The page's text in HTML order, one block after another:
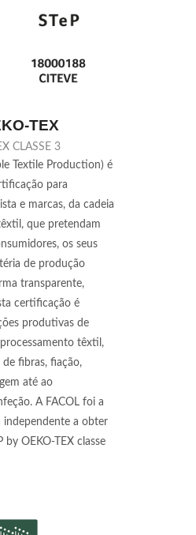
TEX
CLASSE 3
Textile Production) é
para
e marcas, da cadeia
que pretendam
os seus
de produção
transparente,
certificação é
produtivas de
têxtil,
fibras, fiação,
até ao
A FACOL foi a
a obter
by OEKO-TEX classe